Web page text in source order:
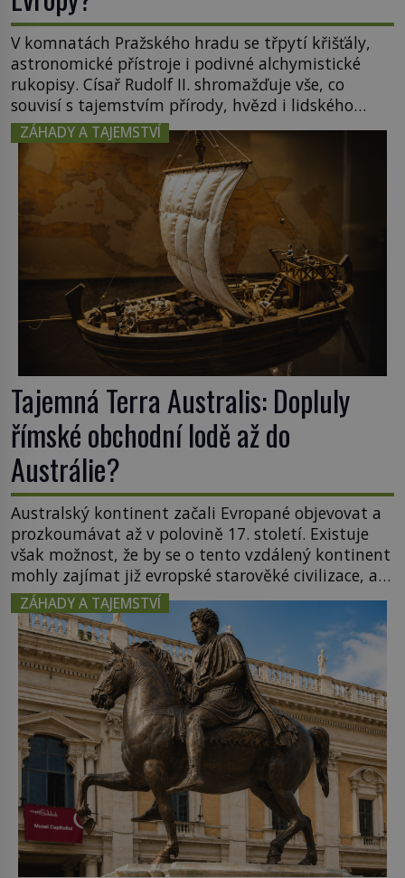
V komnatách Pražského hradu se třpytí křišťály,
astronomické přístroje i podivné alchymistické
rukopisy. Císař Rudolf II. shromažďuje vše, co
souvisí s tajemstvím přírody, hvězd i lidského
poznání. Jenže po jeho smrti se jeho slavné sbírky
začínají rozpadat a část z nich mizí navždy. Kdo
odnesl nejvzácnější knihy? A existují ještě někde
zapomenuté rukopisy, které nikdo […]
ZÁHADY A TAJEMSTVÍ
Tajemná Terra Australis: Dopluly
římské obchodní lodě až do
Austrálie?
Australský kontinent začali Evropané objevovat a
prozkoumávat až v polovině 17. století. Existuje
však možnost, že by se o tento vzdálený kontinent
mohly zajímat již evropské starověké civilizace, a
to o 15 století dříve? Již od starověku kartografové
zakreslovali do map záhadný kontinent Terra
Australis – Jižní zemi. Proč? Do jisté míry to byl
smysl pro […]
ZÁHADY A TAJEMSTVÍ